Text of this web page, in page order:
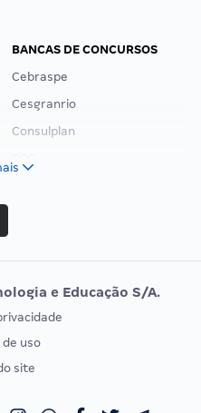
BANCAS DE CONCURSOS
Cebraspe
Cesgranrio
Consulplan
Vunesp
EXAME DE ORDEM
Calendário OAB
e Educação S/A.
uso
site